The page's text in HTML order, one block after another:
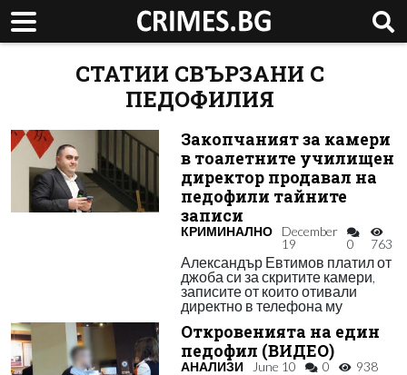
СТАТИИ СВЪРЗАНИ С
ПЕДОФИЛИЯ
Закопчаният за камери
в тоалетните училищен
директор продавал на
педофили тайните
записи
КРИМИНАЛНО
December
19
0 763
Александър Евтимов платил от
джоба си за скритите камери,
записите от които отивали
директно в телефона му
Откровенията на един
педофил (ВИДЕО)
АНАЛИЗИ June 10 0 938